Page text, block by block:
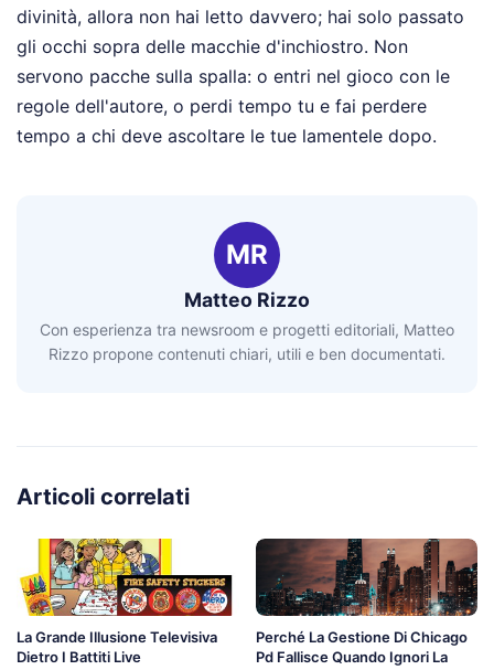
divinità, allora non hai letto davvero; hai solo passato
gli occhi sopra delle macchie d'inchiostro. Non
servono pacche sulla spalla: o entri nel gioco con le
regole dell'autore, o perdi tempo tu e fai perdere
tempo a chi deve ascoltare le tue lamentele dopo.
MR
Matteo Rizzo
Con esperienza tra newsroom e progetti editoriali, Matteo
Rizzo propone contenuti chiari, utili e ben documentati.
Articoli correlati
La Grande Illusione Televisiva
Dietro I Battiti Live
Perché La Gestione Di Chicago
Pd Fallisce Quando Ignori La